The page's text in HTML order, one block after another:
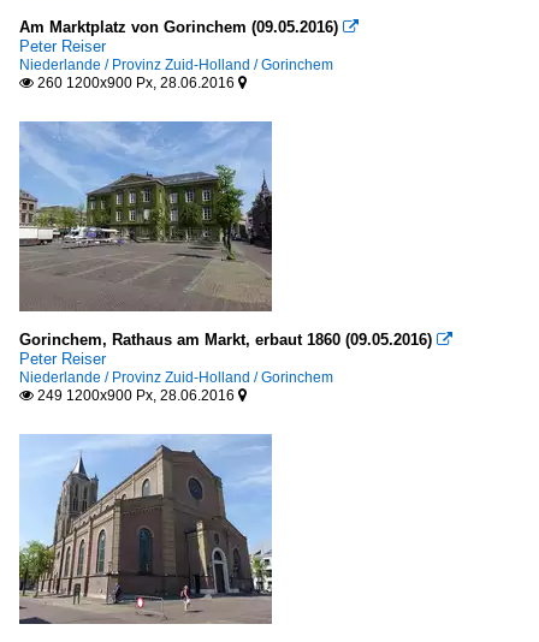
Am Marktplatz von Gorinchem (09.05.2016) 
Peter Reiser
Niederlande / Provinz Zuid-Holland / Gorinchem
 260 1200x900 Px, 28.06.2016 
Gorinchem, Rathaus am Markt, erbaut 1860 (09.05.2016) 
Peter Reiser
Niederlande / Provinz Zuid-Holland / Gorinchem
 249 1200x900 Px, 28.06.2016 